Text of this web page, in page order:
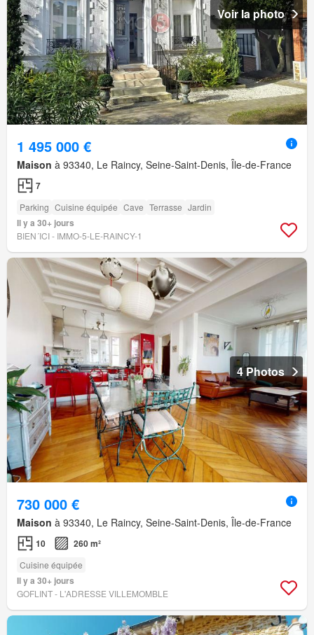
Voir la photo
1 495 000 €
Maison à 93340, Le Raincy, Seine-Saint-Denis, Île-de-France
7
Parking Cuisine équipée Cave Terrasse Jardin
Il y a 30+ jours
BIEN´ICI - IMMO-5-LE-RAINCY-1
4 Photos
730 000 €
Maison à 93340, Le Raincy, Seine-Saint-Denis, Île-de-France
10 260 m²
Cuisine équipée
Il y a 30+ jours
GOFLINT - L'ADRESSE VILLEMOMBLE